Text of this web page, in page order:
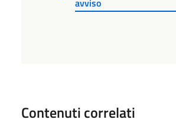
Contenuti correlati